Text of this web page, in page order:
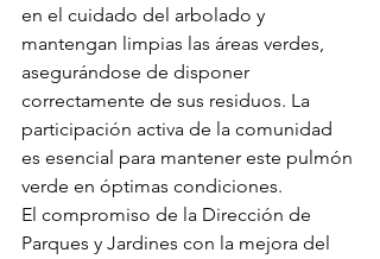
en el cuidado del arbolado y
mantengan limpias las áreas verdes,
asegurándose de disponer
correctamente de sus residuos. La
participación activa de la comunidad
es esencial para mantener este pulmón
verde en óptimas condiciones.
El compromiso de la Dirección de
Parques y Jardines con la mejora del